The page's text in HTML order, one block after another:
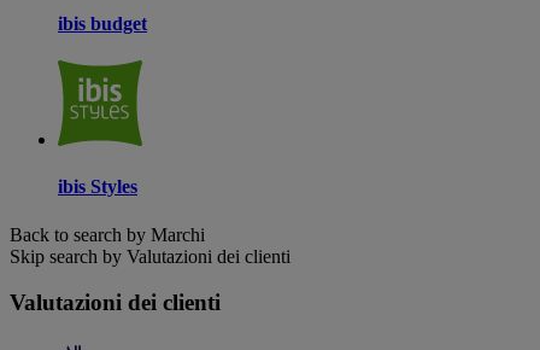
ibis budget
ibis Styles
Back to search by Marchi
Skip search by Valutazioni dei clienti
Valutazioni dei clienti